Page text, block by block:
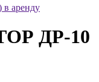
аренду
ДР-10